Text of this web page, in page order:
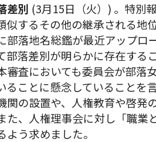
差別 (3月15日（火）) 。特別
似するその他の継承される地
部落地名総鑑が最近アップ
部落差別が明らかに存在する
審査においても委員会が部落
ることに懸念していることを
関の設置や、人権教育や啓発
た、人権理事会に対し「職
う求めました。